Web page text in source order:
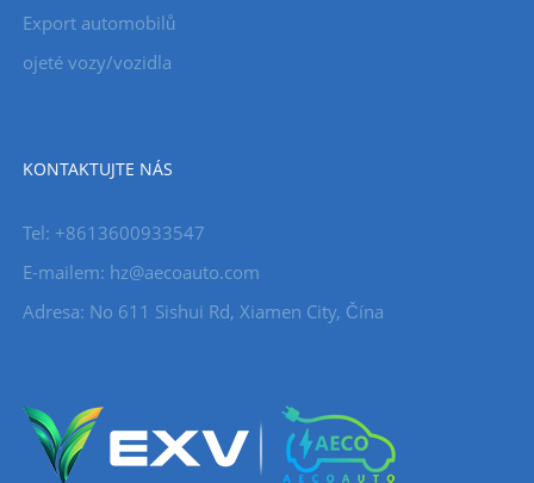
Export automobilů
ojeté vozy/vozidla
KONTAKTUJTE NÁS
Tel: +8613600933547
E-mailem: hz@aecoauto.com
Adresa: No 611 Sishui Rd, Xiamen City, Čína